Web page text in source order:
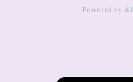
Powered by